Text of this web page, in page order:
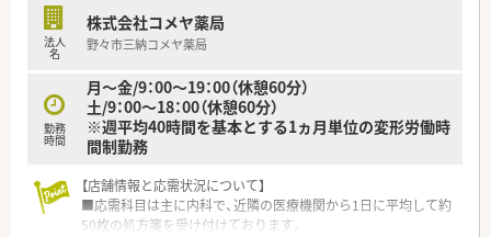
方が評価されています。
■新しい知識の習得に意欲的で、充実した研修制度を活用して成
法人
名
株式会社コメヤ薬局
野々市三納コメヤ薬局
勤務
時間
月～金/9：00～19：00（休憩60分）
土/9：00～18：00（休憩60分）
※週平均40時間を基本とする1ヵ月単位の変形労働時
間制勤務
【店舗情報と応需状況について】
■応需科目は主に内科で、近隣の医療機関から1日に平均して約
50枚の処方箋を受け付けております。